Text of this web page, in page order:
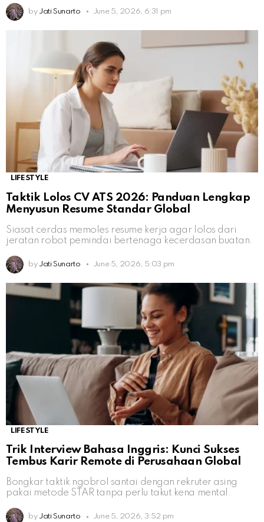
by Jati Sunarto June 5, 2026, 6:31 pm
LIFESTYLE
Taktik Lolos CV ATS 2026: Panduan Lengkap
Menyusun Resume Standar Global
Siasat cerdas memoles resume kerja agar lolos dari
jeratan robot pemindai bertenaga kecerdasan buatan.
by Jati Sunarto June 5, 2026, 5:03 pm
LIFESTYLE
Trik Interview Bahasa Inggris: Kunci Sukses
Tembus Karir Remote di Perusahaan Global
Bongkar taktik ngobrol santai dengan rekruter asing
pakai metode STAR tanpa perlu takut kena mental.
by Jati Sunarto June 5, 2026, 3:52 pm